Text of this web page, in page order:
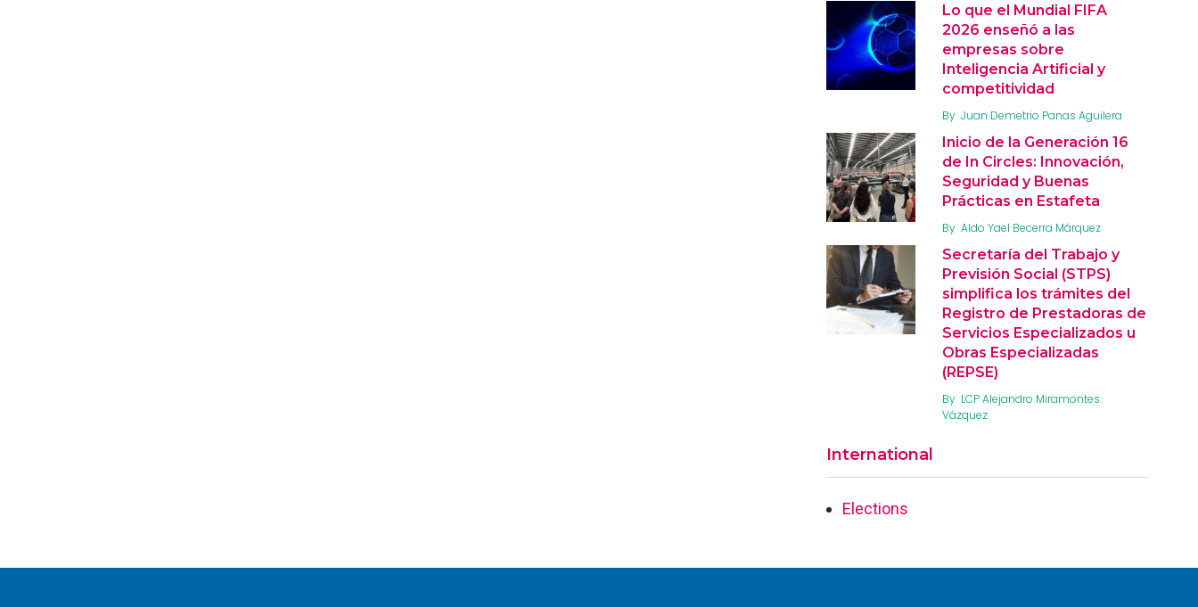
Lo que el Mundial FIFA
2026 enseñó a las
empresas sobre
Inteligencia Artificial y
competitividad
By Juan Demetrio Panas Aguilera
Inicio de la Generación 16
de In Circles: Innovación,
Seguridad y Buenas
Prácticas en Estafeta
By Aldo Yael Becerra Márquez
Secretaría del Trabajo y
Previsión Social (STPS)
simplifica los trámites del
Registro de Prestadoras de
Servicios Especializados u
Obras Especializadas
(REPSE)
By LCP Alejandro Miramontes
Vázquez
International
Elections